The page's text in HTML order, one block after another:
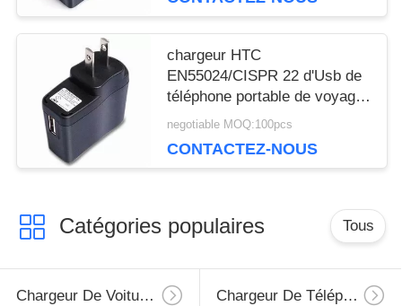
chargeur HTC
EN55024/CISPR 22 d'Usb de
téléphone portable de voyage
du 0h5 du matin 12V
negotiable MOQ:100pcs
CONTACTEZ-NOUS
Catégories populaires Tous
Chargeur De Voiture Pour Smartphone Chargeur De Téléphone Portable